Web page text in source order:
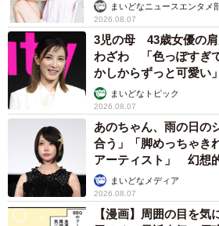
まいどなニュースエンタメ
2026.08.07
3児の母 43歳女優の
わざわ 「色っぽすぎ
かしからずっと可愛い」
まいどなトピック
2026.08.07
あのちゃん、雨の日の
合う」「脚めっちゃき
アーティスト」 幻想
まいどなメディア
2026.08.07
【漫画】周囲の目を